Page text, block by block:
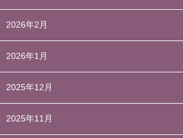
2026年2月
2026年1月
2025年12月
2025年11月